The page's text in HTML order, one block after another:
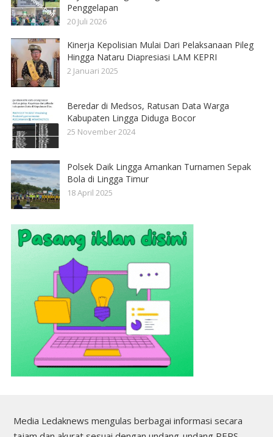
Penggelapan
20 Juli 2026
Kinerja Kepolisian Mulai Dari Pelaksanaan Pileg
Hingga Nataru Diapresiasi LAM KEPRI
2 Januari 2025
Beredar di Medsos, Ratusan Data Warga
Kabupaten Lingga Diduga Bocor
25 November 2024
Polsek Daik Lingga Amankan Turnamen Sepak
Bola di Lingga Timur
18 April 2025
Media Ledaknews mengulas berbagai informasi secara